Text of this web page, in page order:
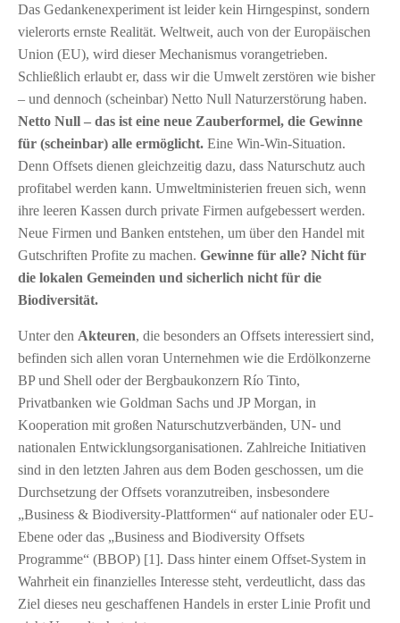
Das Gedankenexperiment ist leider kein Hirngespinst, sondern
vielerorts ernste Realität. Weltweit, auch von der Europäischen
Union (EU), wird dieser Mechanismus vorangetrieben.
Schließlich erlaubt er, dass wir die Umwelt zerstören wie bisher
– und dennoch (scheinbar) Netto Null Naturzerstörung haben.
Netto Null – das ist eine neue Zauberformel, die Gewinne
für (scheinbar) alle ermöglicht.Eine Win-Win-Situation.
Denn Offsets dienen gleichzeitig dazu, dass Naturschutz auch
profitabel werden kann. Umweltministerien freuen sich, wenn
ihre leeren Kassen durch private Firmen aufgebessert werden.
Neue Firmen und Banken entstehen, um über den Handel mit
Gutschriften Profite zu machen. Gewinne für alle? Nicht für
die lokalen Gemeinden und sicherlich nicht für die
Biodiversität.
Unter den Akteuren, die besonders an Offsets interessiert sind,
befinden sich allen voran Unternehmen wie die Erdölkonzerne
BP und Shell oder der Bergbaukonzern Río Tinto,
Privatbanken wie Goldman Sachs und JP Morgan, in
Kooperation mit großen Naturschutzverbänden, UN- und
nationalen Entwicklungsorganisationen. Zahlreiche Initiativen
sind in den letzten Jahren aus dem Boden geschossen, um die
Durchsetzung der Offsets voranzutreiben, insbesondere
„Business & Biodiversity-Plattformen“ auf nationaler oder EU-
Ebene oder das „Business and Biodiversity Offsets
Programme“ (BBOP) [1]. Dass hinter einem Offset-System in
Wahrheit ein finanzielles Interesse steht, verdeutlicht, dass das
Ziel dieses neu geschaffenen Handels in erster Linie Profit und